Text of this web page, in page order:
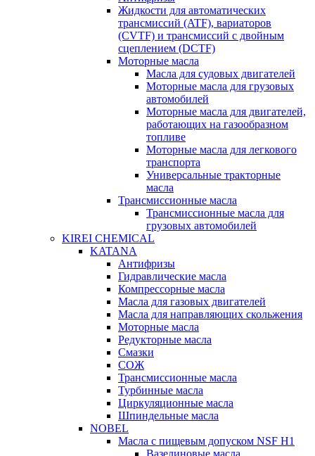
Жидкости для автоматических
трансмиссий (ATF), вариаторов
(CVTF) и трансмиссий с двойным
сцеплением (DCTF)
Моторные масла
Масла для судовых двигателей
Моторные масла для грузовых
автомобилей
Моторные масла для двигателей,
работающих на газообразном
топливе
Моторные масла для легкового
транспорта
Универсальные тракторные
масла
Трансмиссионные масла
Трансмиссионные масла для
грузовых автомобилей
KIREI CHEMICAL
KATANA
Антифризы
Гидравлические масла
Компрессорные масла
Масла для газовых двигателей
Масла для направляющих скольжения
Моторные масла
Редукторные масла
Смазки
СОЖ
Трансмиссионные масла
Турбинные масла
Циркуляционные масла
Шпиндельные масла
NOBEL
Масла с пищевым допуском NSF H1
Вазелиновые масла